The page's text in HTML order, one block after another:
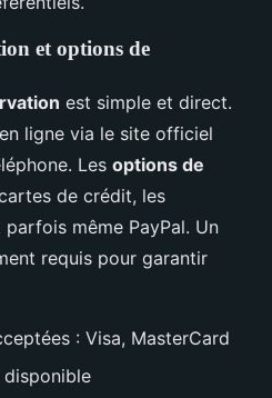
et options de
est simple et direct.
ligne via le site officiel
Les options de
de crédit, les
même PayPal. Un
requis pour garantir
: Visa, MasterCard
disponible